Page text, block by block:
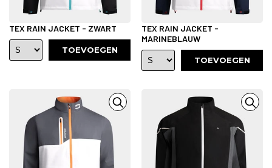
TEX RAIN JACKET - ZWART
TOEVOEGEN
TEX RAIN JACKET -
MARINEBLAUW
TOEVOEGEN